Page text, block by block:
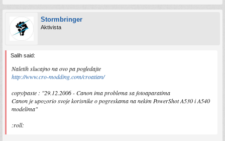
Stormbringer
Aktivista
Salih said:
Naletih slucajno na ovo pa pogledajte
http://www.cro-modding.com/croatian/
copy/paste : "29.12.2006 - Canon ima problema sa fotoaparatima
Canon je upozorio svoje korisnike o pogreskama na nekim PowerShot A530 i A540
modelima"
:roll: